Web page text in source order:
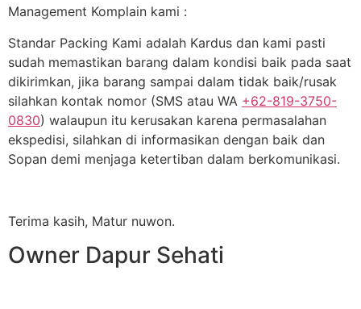
Management Komplain kami :
Standar Packing Kami adalah Kardus dan kami pasti
sudah memastikan barang dalam kondisi baik pada saat
dikirimkan, jika barang sampai dalam tidak baik/rusak
silahkan kontak nomor (SMS atau WA +62-819-3750-
0830) walaupun itu kerusakan karena permasalahan
ekspedisi, silahkan di informasikan dengan baik dan
Sopan demi menjaga ketertiban dalam berkomunikasi.
Terima kasih, Matur nuwon.
Owner Dapur Sehati